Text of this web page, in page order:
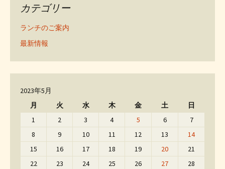
カテゴリー
ランチのご案内
最新情報
2023年5月
月
火 水 木 金 土 日
1 2 3 4 5 6
7
8
9 10 11 12 13
14
15
16 17 18 19 20
21
22
23 24 25 26 27
28